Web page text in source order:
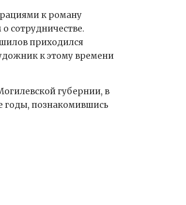
к роману
сотрудничестве.
приходился
к этому времени
губернии, в
годы, познакомившись